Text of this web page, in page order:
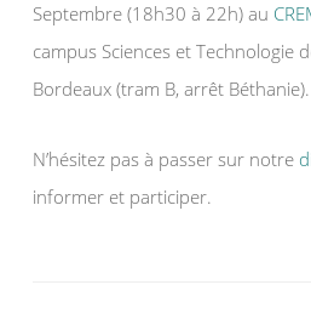
Septembre (18h30 à 22h) au
campus Sciences et Technologie
Bordeaux (tram B, arrêt Béthanie).
N’hésitez pas à passer sur notre
informer et participer.